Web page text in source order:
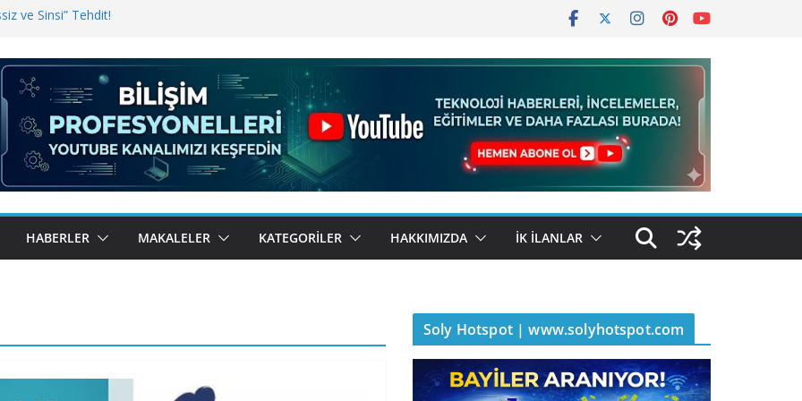
ve Sinsi” Tehdit!
Bugün BulutTahsilat’ta
Kemal Oral Tüm Sorularımızı
HABERLER MAKALELER KATEGORILER HAKKIMIZDA İK İLANLAR
Soly Hotspot | www.solyhotspot.com